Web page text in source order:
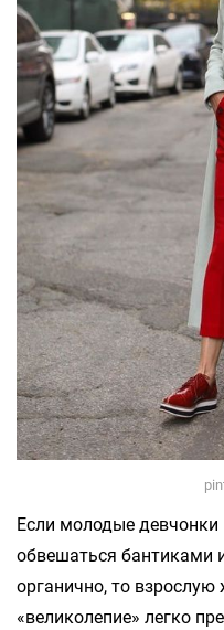
Если молодые девчонки
обвешаться бантиками
органично, то
«великолепие» легко